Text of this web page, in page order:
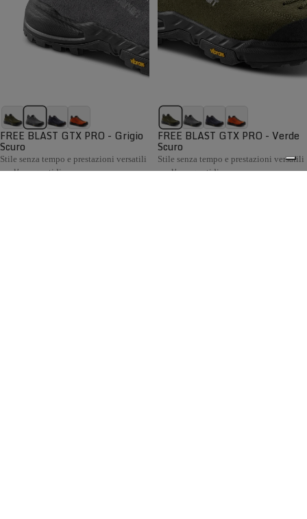
FREE BLAST GTX PRO - Grigio
Scuro
Stile senza tempo e prestazioni versatili
per l’uso quotidiano
FREE BLAST GTX PRO - Verde
Scuro
Stile senza tempo e prestazioni versatili
per l’uso quotidiano